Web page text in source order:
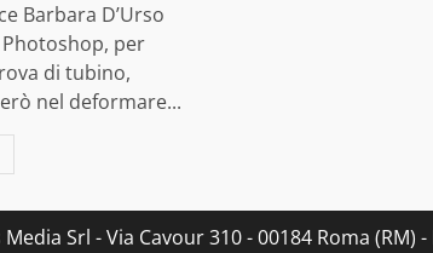
Barbara D’Urso
per
di tubino,
nel deformare...
Srl - Via Cavour 310 - 00184 Roma